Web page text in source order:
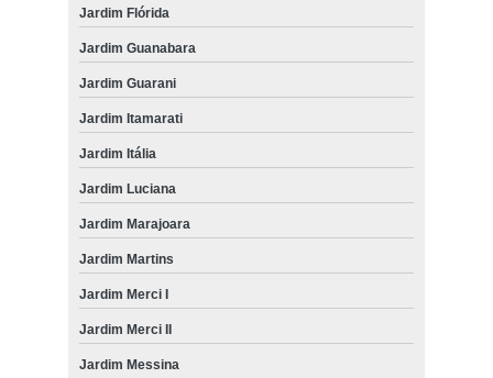
Jardim Flórida
Jardim Guanabara
Jardim Guarani
Jardim Itamarati
Jardim Itália
Jardim Luciana
Jardim Marajoara
Jardim Martins
Jardim Merci I
Jardim Merci II
Jardim Messina